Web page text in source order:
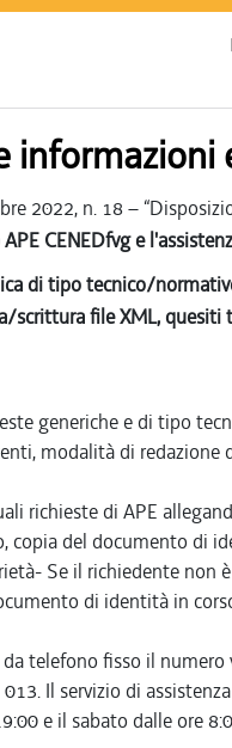
informazioni
2022, n. 18 –
CENEDfvg e
di tipo tecnico/
scrittura file XML,
generiche e di tipo
modalità di redazione
richieste di APE
del documento di
Se il richiedente non
di identità in
da telefono fisso il
Il servizio di
e il sabato dalle ore